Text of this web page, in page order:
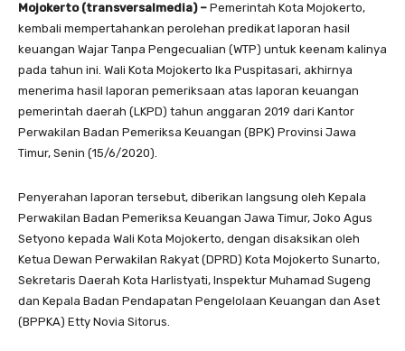
Mojokerto (transversalmedia) – Pemerintah Kota Mojokerto,
kembali mempertahankan perolehan predikat laporan hasil
keuangan Wajar Tanpa Pengecualian (WTP) untuk keenam kalinya
pada tahun ini. Wali Kota Mojokerto Ika Puspitasari, akhirnya
menerima hasil laporan pemeriksaan atas laporan keuangan
pemerintah daerah (LKPD) tahun anggaran 2019 dari Kantor
Perwakilan Badan Pemeriksa Keuangan (BPK) Provinsi Jawa
Timur, Senin (15/6/2020).
Penyerahan laporan tersebut, diberikan langsung oleh Kepala
Perwakilan Badan Pemeriksa Keuangan Jawa Timur, Joko Agus
Setyono kepada Wali Kota Mojokerto, dengan disaksikan oleh
Ketua Dewan Perwakilan Rakyat (DPRD) Kota Mojokerto Sunarto,
Sekretaris Daerah Kota Harlistyati, Inspektur Muhamad Sugeng
dan Kepala Badan Pendapatan Pengelolaan Keuangan dan Aset
(BPPKA) Etty Novia Sitorus.